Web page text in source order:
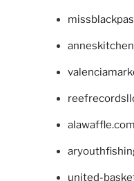
alawaffle.com
united-